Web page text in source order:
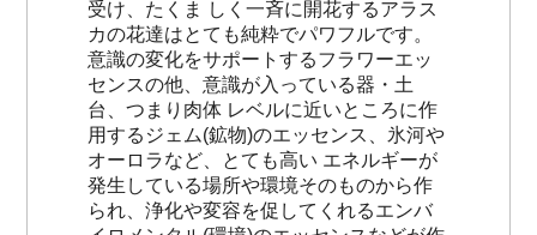
受け、たくま しく一斉に開花するアラス
カの花達はとても純粋でパワフルです。
意識の変化をサポートするフラワーエッ
センスの他、意識が入っている器・土
台、つまり肉体 レベルに近いところに作
用するジェム(鉱物)のエッセンス、氷河や
オーロラなど、とても高い エネルギーが
発生している場所や環境そのものから作
られ、浄化や変容を促してくれるエンバ